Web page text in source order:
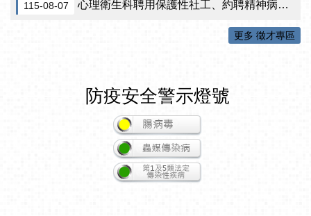
115-08-07 心理衛生科聘用保護性社工、約聘精神病人社區關懷訪視員、約聘自殺關懷訪視員等5項職稱甄試結果公告
更多 徵才專區
防疫安全警示燈號